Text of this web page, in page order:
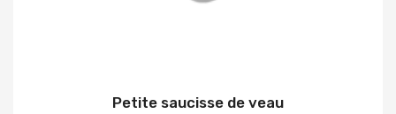
Petite saucisse de veau